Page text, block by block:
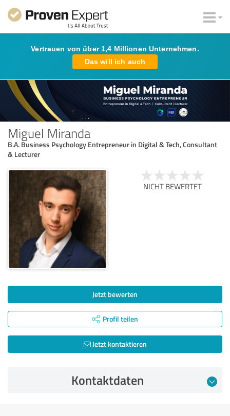
Vertrauen von über 1,4 Millionen Unternehmen.
Das will ich auch
Miguel Miranda
B.A. Business Psychology Entrepreneur in Digital & Tech, Consultant
& Lecturer
NICHT BEWERTET
Jetzt bewerten
Profil teilen
Jetzt kontaktieren
Kontaktdaten